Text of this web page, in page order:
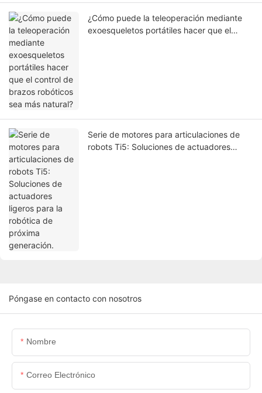
¿Cómo puede la teleoperación mediante
exoesqueletos portátiles hacer que el
Serie de motores para articulaciones de
robots Ti5: Soluciones de actuadores
Póngase en contacto con nosotros
Nombre
Correo Electrónico